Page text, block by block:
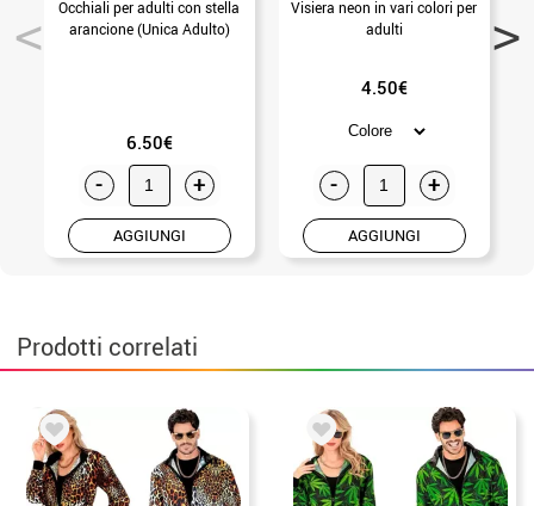
Occhiali per adulti con stella
arancione (Unica Adulto)
6.50€
- +
AGGIUNGI
Visiera neon in vari colori per
adulti
4.50€
- +
AGGIUNGI
Prodotti correlati